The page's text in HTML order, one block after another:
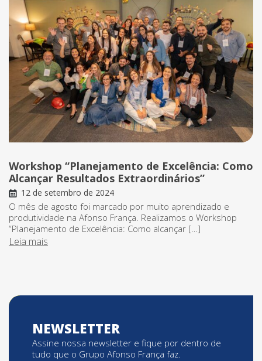
Workshop “Planejamento de Excelência: Como
Alcançar Resultados Extraordinários”
12 de setembro de 2024
O mês de agosto foi marcado por muito aprendizado e
produtividade na Afonso França. Realizamos o Workshop
“Planejamento de Excelência: Como alcançar […]
Leia mais
NEWSLETTER
Assine nossa newsletter e fique por dentro de
tudo que o Grupo Afonso França faz.